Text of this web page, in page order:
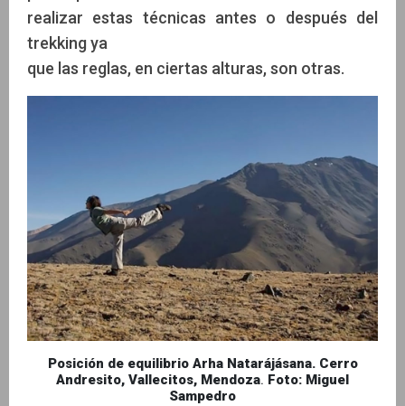
realizar estas técnicas antes o después del
trekking ya
que las reglas, en ciertas alturas, son otras.
Posición de equilibrio Arha Natarájásana. Cerro
Andresito, Vallecitos, Mendoza. Foto: Miguel
Sampedro